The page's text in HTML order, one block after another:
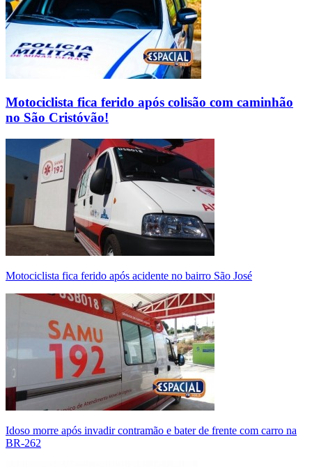
Motociclista fica ferido após colisão com caminhão
no São Cristóvão!
Motociclista fica ferido após acidente no bairro São José
Idoso morre após invadir contramão e bater de frente com carro na
BR-262